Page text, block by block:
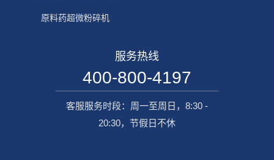
原料药超微粉碎机
服务热线
400-800-4197
客服服务时段：周一至周日，8:30 -
20:30，节假日不休